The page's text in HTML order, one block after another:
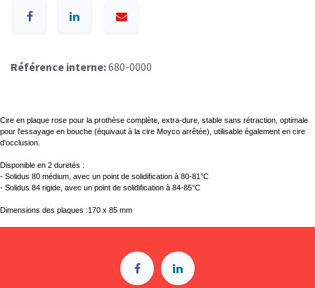
Référence interne:680-0000
Cire en plaque rose pour la prothèse complète, extra-dure, stable sans rétraction, optimale
pour l'essayage en bouche (équivaut à la cire Moyco arrêtée), utilisable également en cire
d'occlusion.
Disponible en 2 duretés :
- Solidus 80 médium, avec un point de solidification à 80-81°C
- Solidus 84 rigide, avec un point de solidification à 84-85°C
Dimensions des plaques :170 x 85 mm